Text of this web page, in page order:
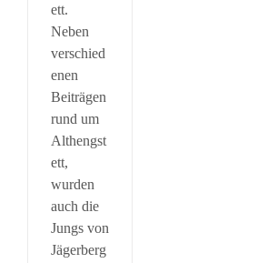
ett.
Neben
verschied
enen
Beiträgen
rund um
Althengst
ett,
wurden
auch die
Jungs von
Jägerberg